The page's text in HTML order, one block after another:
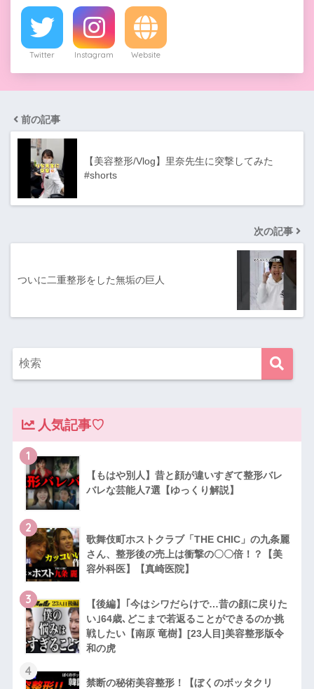
Twitter Instagram Website
前の記事
【美容整形/Vlog】里奈先生に突撃してみた
#shorts
次の記事
ついに二重整形をした無垢の巨人
人気記事♡
1
【もはや別人】昔と顔が違いすぎて整形バレ
バレな芸能人7選【ゆっくり解説】
2
歌舞伎町ホストクラブ「THE CHIC」の九条麗
さん、整形後の売上は衝撃の〇〇倍！？【美
容外科医】【真崎医院】
3
【後編】｢今はシワだらけで…昔の顔に戻りた
い｣64歳､どこまで若返ることができるのか挑
戦したい【南原 竜樹】[23人目]美容整形版令
和の虎
4
禁断の秘術美容整形！【ぼくのボッタクリ